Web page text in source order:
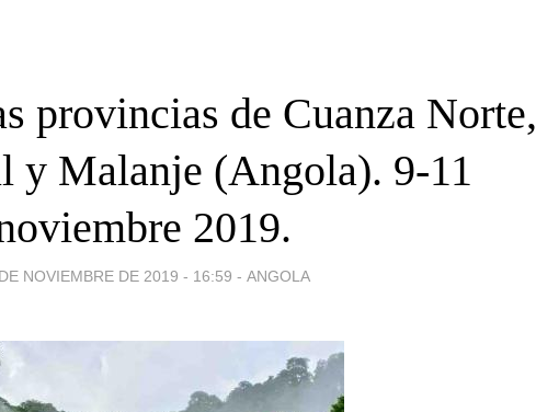
provincias de Cuanza Norte,
y Malanje (Angola). 9-11
2019.
NOVIEMBRE DE 2019 - 16:59 - ANGOLA